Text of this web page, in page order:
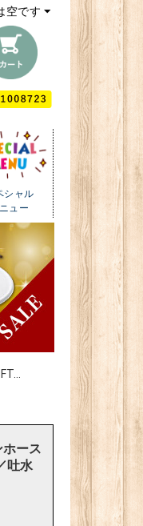
空です
シャル
ュー
ース
吐水